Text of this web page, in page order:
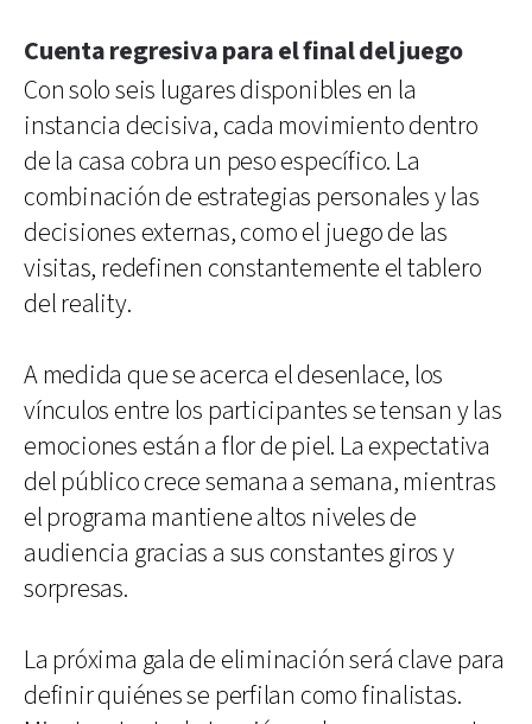
Cuenta regresiva para el final del juego
Con solo seis lugares disponibles en la
instancia decisiva, cada movimiento dentro
de la casa cobra un peso específico. La
combinación de estrategias personales y las
decisiones externas, como el juego de las
visitas, redefinen constantemente el tablero
del reality.
A medida que se acerca el desenlace, los
vínculos entre los participantes se tensan y las
emociones están a flor de piel. La expectativa
del público crece semana a semana, mientras
el programa mantiene altos niveles de
audiencia gracias a sus constantes giros y
sorpresas.
La próxima gala de eliminación será clave para
definir quiénes se perfilan como finalistas.